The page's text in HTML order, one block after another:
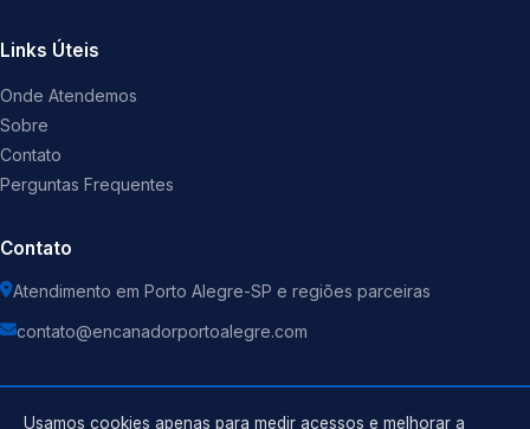
Links Úteis
Onde Atendemos
Sobre
Contato
Perguntas Frequentes
Contato
Atendimento em Porto Alegre-SP e regiões parceiras
contato@encanadorportoalegre.com
Usamos cookies apenas para medir acessos e melhorar a